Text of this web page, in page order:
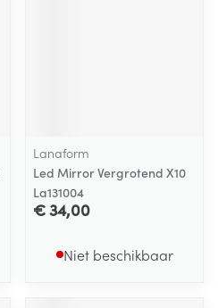
Lanaform
Led Mirror Vergrotend X10
La131004
€ 34,00
Niet beschikbaar